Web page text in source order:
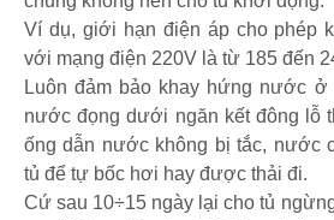
Ví dụ, giới hạn điện áp cho phép
với mạng điện 220V là từ 185 đến
Luôn đảm bảo khay hứng nước
nước đọng dưới ngăn kết đông lỗ
ống dẫn nước không bị tắc, nước
tủ để tự bốc hơi hay được thải đi.
Cứ sau 10÷15 ngày lại cho tủ